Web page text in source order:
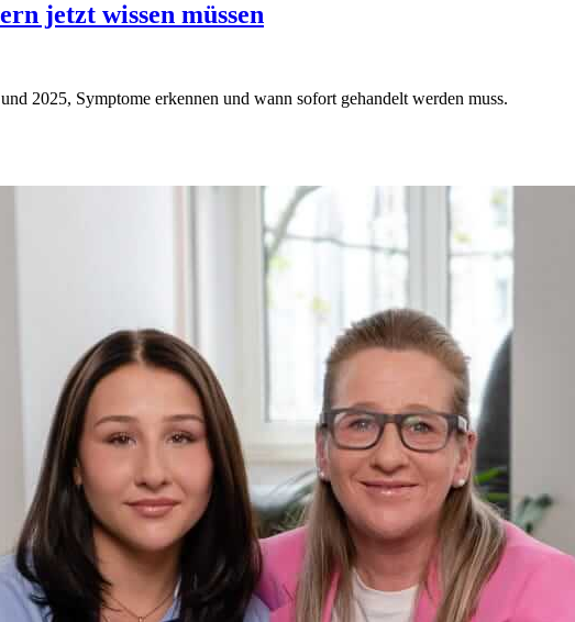
jetzt wissen müssen
2025, Symptome erkennen und wann sofort gehandelt werden muss.